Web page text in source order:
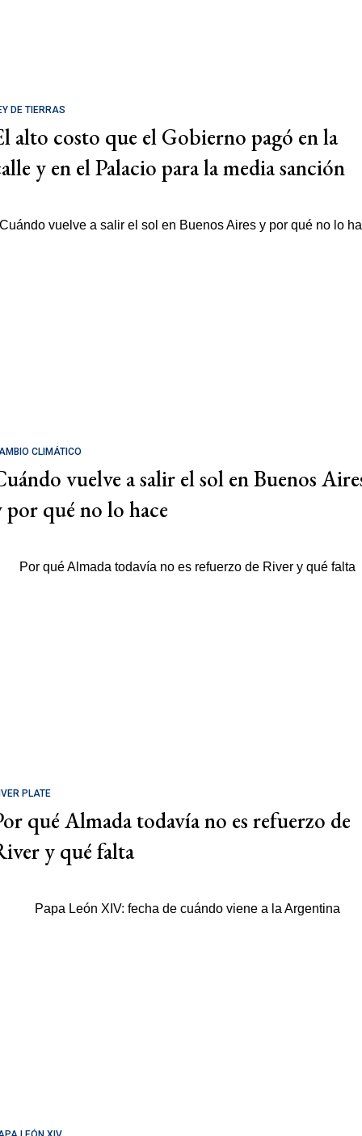
DE TIERRAS
alto costo que el Gobierno pagó en la
y en el Palacio para la media sanción
CLIMÁTICO
vuelve a salir el sol en Buenos
por qué no lo hace
PLATE
qué Almada todavía no es refuerzo de
y qué falta